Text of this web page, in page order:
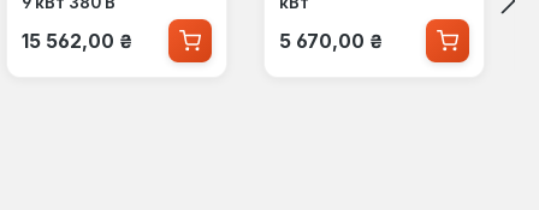
Обычная цена:
15 562,00 ₴ Обычная цена:
5 670,00 ₴